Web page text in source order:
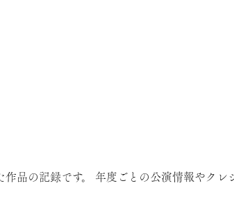
品の記録です。 年度ごとの公演情報やクレ